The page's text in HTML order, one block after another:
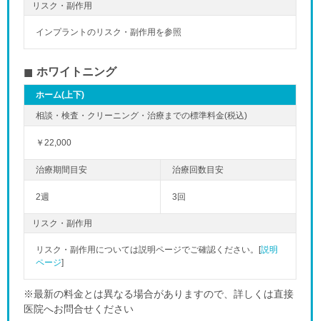
リスク・副作用
インプラントのリスク・副作用を参照
ホワイトニング
ホーム(上下)
￥22,000
2週 3回
リスク・副作用
リスク・副作用については説明ページでご確認ください。[説明
ページ]
※最新の料金とは異なる場合がありますので、詳しくは直接
医院へお問合せください